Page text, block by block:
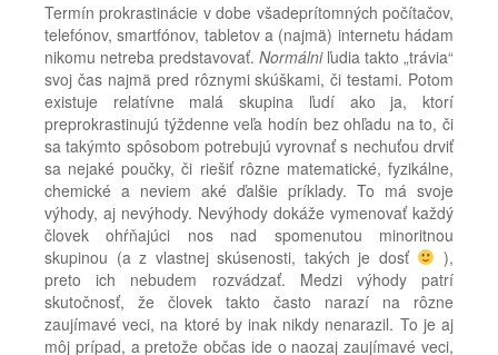
Termín prokrastinácie v dobe všadeprítomných počítačov,
telefónov, smartfónov, tabletov a (najmä) internetu hádam
nikomu netreba predstavovať. Normálniľudia takto „trávia“
svoj čas najmä pred rôznymi skúškami, či testami. Potom
existuje relatívne malá skupina ľudí ako ja, ktorí
preprokrastinujú týždenne veľa hodín bez ohľadu na to, či
sa takýmto spôsobom potrebujú vyrovnať s nechuťou drviť
sa nejaké poučky, či riešiť rôzne matematické, fyzikálne,
chemické a neviem aké ďalšie príklady. To má svoje
výhody, aj nevýhody. Nevýhody dokáže vymenovať každý
človek ohŕňajúci nos nad spomenutou minoritnou
skupinou (a z vlastnej skúsenosti, takých je dosť
),
preto ich nebudem rozvádzať. Medzi výhody patrí
skutočnosť, že človek takto často narazí na rôzne
zaujímavé veci, na ktoré by inak nikdy nenarazil. To je aj
môj prípad, a pretože občas ide o naozaj zaujímavé veci,